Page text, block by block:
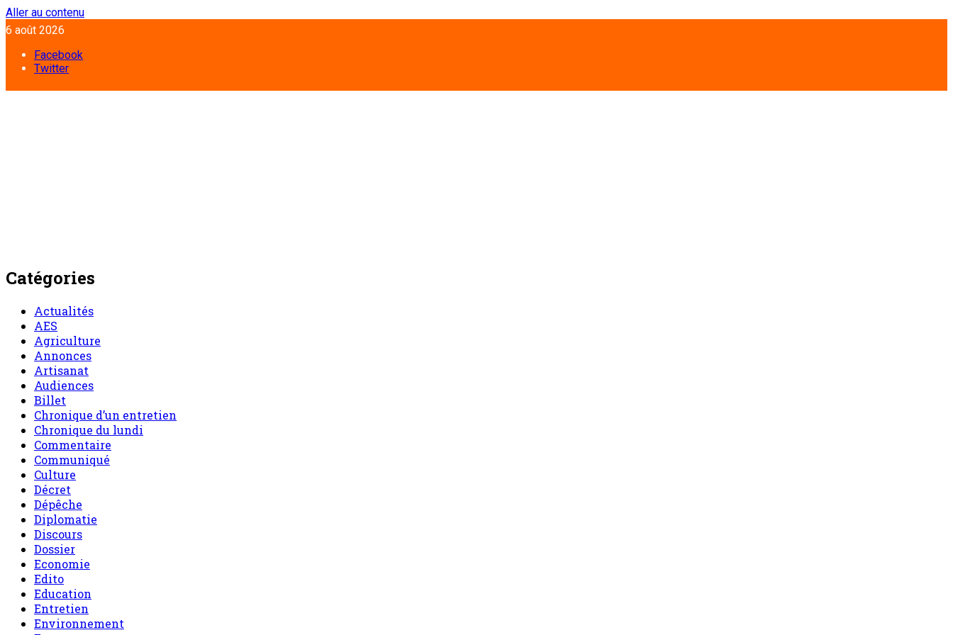
Aller au contenu
6 août 2026
Facebook
Twitter
Catégories
Actualités
AES
Agriculture
Annonces
Artisanat
Audiences
Billet
Chronique d’un entretien
Chronique du lundi
Commentaire
Communiqué
Culture
Décret
Dépêche
Diplomatie
Discours
Dossier
Economie
Edito
Education
Entretien
Environnement